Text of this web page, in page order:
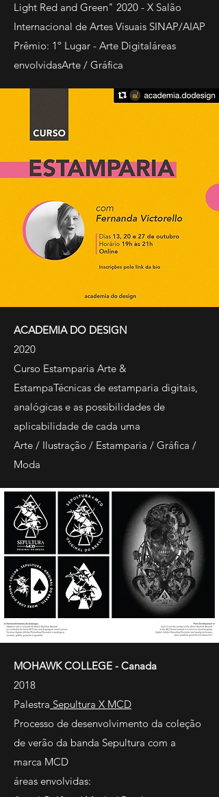
Light Red and Green" 2020 - X Salão
Internacional de Artes Visuais SINAP/AIAP
Prêmio: 1º Lugar - Arte Digitaláreas
envolvidasArte / Gráfica
ACADEMIA DO DESIGN
2020
Curso Estamparia Arte &
EstampaTécnicas de estamparia digitais,
analógicas e as possibilidades de
aplicabilidade de cada uma
Arte / Ilustração / Estamparia / Gráfica /
Moda
MOHAWK COLLEGE - Canada
2018
Palestra Sepultura X MCD
Processo de desenvolvimento da coleção
de verão da banda Sepultura com a
marca MCD
áreas envolvidas: